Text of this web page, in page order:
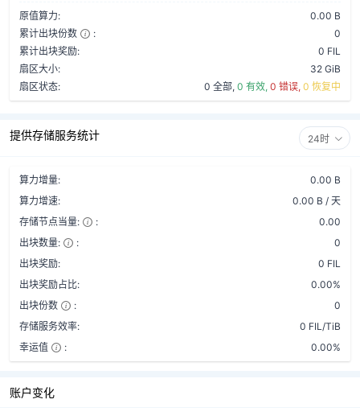
原值算力:
0.00 B
累计出块份数
:
0
累计出块奖励:
0 FIL
扇区大小:
32 GiB
扇区状态:
0 全部, 0 有效, 0 错误, 0 恢复中
提供存储服务统计 24时
算力增量:
0.00 B
算力增速:
0.00 B / 天
存储节点当量:
:
0.00
出块数量:
:
0
出块奖励:
0 FIL
出块奖励占比:
0.00%
出块份数
:
0
存储服务效率:
0 FIL/TiB
幸运值
: 0.00%
账户变化